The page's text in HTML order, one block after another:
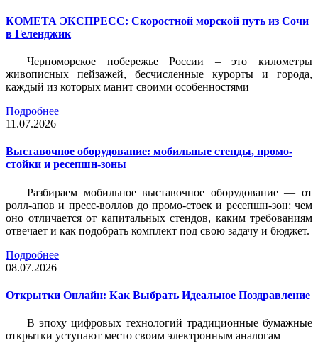
КОМЕТА ЭКСПРЕСС: Скоростной морской путь из Сочи
в Геленджик
Черноморское побережье России – это километры
живописных пейзажей, бесчисленные курорты и города,
каждый из которых манит своими особенностями
Подробнее
11.07.2026
Выставочное оборудование: мобильные стенды, промо-
стойки и ресепшн-зоны
Разбираем мобильное выставочное оборудование — от
ролл-апов и пресс-воллов до промо-стоек и ресепшн-зон: чем
оно отличается от капитальных стендов, каким требованиям
отвечает и как подобрать комплект под свою задачу и бюджет.
Подробнее
08.07.2026
Открытки Онлайн: Как Выбрать Идеальное Поздравление
В эпоху цифровых технологий традиционные бумажные
открытки уступают место своим электронным аналогам